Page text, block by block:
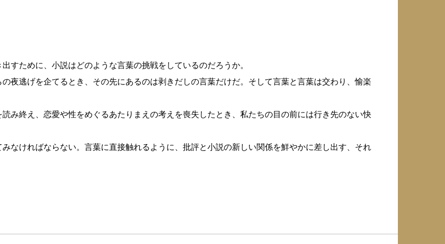
すために、小説はどのような言葉の挑戦をしているのだろうか。
夜逃げを企てるとき、その先にあるのは剥きだしの言葉だけだ。そして言葉と言葉は交わり、愉楽
終え、恋愛や性をめぐるあたりまえの考えを喪失したとき、私たちの目の前には行き先のない快
なければならない。言葉に直接触れるように、批評と小説の新しい関係を鮮やかに差し出す、それ